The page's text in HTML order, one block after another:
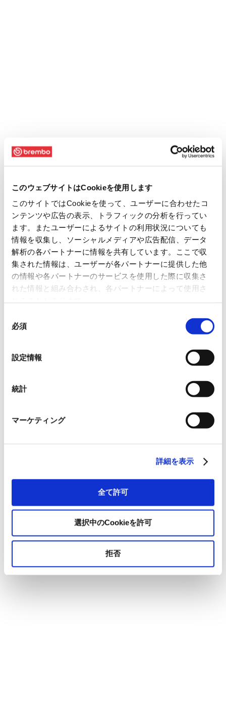
このウェブサイトはCookieを使用します
このサイトではCookieを使って、ユーザーに合わせたコ
ンテンツや広告の表示、トラフィックの分析を行ってい
ます。またユーザーによるサイトの利用状況についても
情報を収集し、ソーシャルメディアや広告配信、データ
解析の各パートナーに情報を共有しています。ここで収
集された情報は、ユーザーが各パートナーに提供した他
の情報や各パートナーのサービスを使用した際に収集さ
れた情報と組み合わされ、各パートナーによって使用さ
必須
設定情報
統計
マーケティング
詳細を表示
全て許可
選択中のCookieを許可
拒否